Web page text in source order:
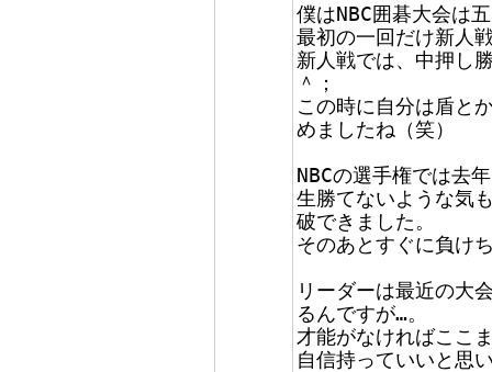
僕はNBC囲碁大会は
最初の一回だけ新人
新人戦では、中押し
＾；
この時に自分は盾と
めましたね（笑）
NBCの選手権では去
生勝てないような気
破できました。
そのあとすぐに負け
リーダーは最近の大
るんですが…。
才能がなければここ
自信持っていいと思